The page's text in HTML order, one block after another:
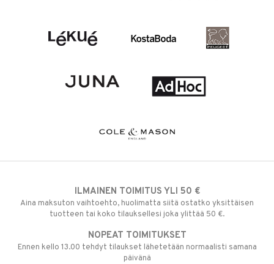
ILMAINEN TOIMITUS YLI 50 €
Aina maksuton vaihtoehto, huolimatta siitä ostatko yksittäisen
tuotteen tai koko tilauksellesi joka ylittää 50 €.
NOPEAT TOIMITUKSET
Ennen kello 13.00 tehdyt tilaukset lähetetään normaalisti samana
päivänä